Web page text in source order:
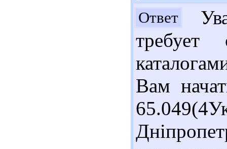
Ответ
требует
Вам